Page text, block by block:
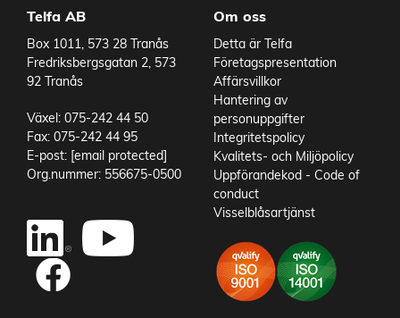
Varianter
Add as new cart row
Telfa AB
Box 1011, 573 28 Tranås
Fredriksbergsgatan 2, 573
92 Tranås
Växel: 075-242 44 50
Fax: 075-242 44 95
E-post: [email protected]
Org.nummer: 556675-0500
Om oss
Detta är Telfa
Företagspresentation
Affärsvillkor
Hantering av
personuppgifter
Integritetspolicy
Kvalitets- och Miljöpolicy
Uppförandekod - Code of
conduct
Visselblåsartjänst